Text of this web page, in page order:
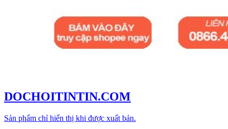
DOCHOITINTIN.COM
Sản phẩm chỉ hiển thị khi được xuất bản.